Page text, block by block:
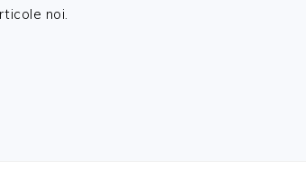
noi.